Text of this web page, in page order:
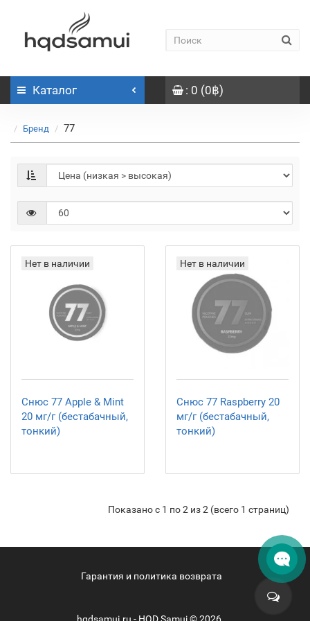
Каталог : 0 (0฿)
Бренд 77
Нет в наличии
Снюс 77 Apple & Mint
20 мг/г (бестабачный,
тонкий)
Нет в наличии
Снюс 77 Raspberry 20
мг/г (бестабачный,
тонкий)
Показано с 1 по 2 из 2 (всего 1 страниц)
Гарантия и политика возврата